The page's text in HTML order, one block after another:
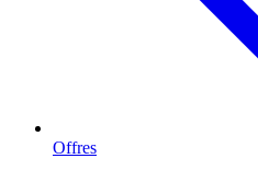
Offres